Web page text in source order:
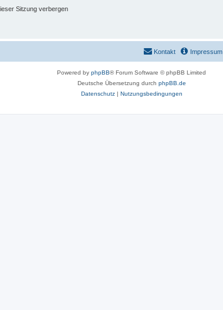
Sitzung verbergen
Impressum
Kontakt
Powered by phpBB® Forum Software © phpBB Limited
Deutsche Übersetzung durch phpBB.de
Datenschutz| Nutzungsbedingungen